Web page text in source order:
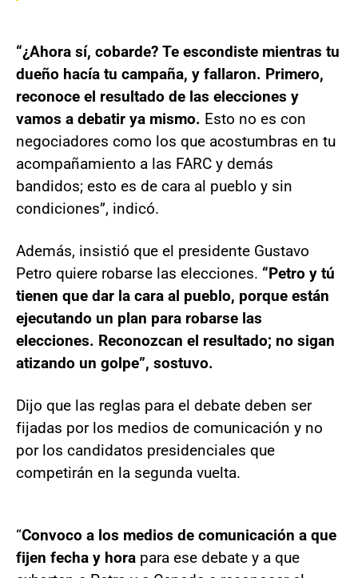
“¿Ahora sí, cobarde? Te escondiste mientras tu
dueño hacía tu campaña, y fallaron. Primero,
reconoce el resultado de las elecciones y
vamos a debatir ya mismo. Esto no es con
negociadores como los que acostumbras en tu
acompañamiento a las FARC y demás
bandidos; esto es de cara al pueblo y sin
condiciones”, indicó.
Además, insistió que el presidente Gustavo
Petro quiere robarse las elecciones. “Petro y tú
tienen que dar la cara al pueblo, porque están
ejecutando un plan para robarse las
elecciones. Reconozcan el resultado; no sigan
atizando un golpe”, sostuvo.
Dijo que las reglas para el debate deben ser
fijadas por los medios de comunicación y no
por los candidatos presidenciales que
competirán en la segunda vuelta.
“Convoco a los medios de comunicación a que
fijen fecha y hora para ese debate y a que